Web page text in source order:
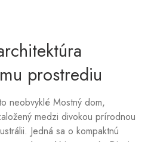
prostrediu
neobvyklé Mostný dom,
medzi divokou prírodnou
Jedná sa o kompaktnú